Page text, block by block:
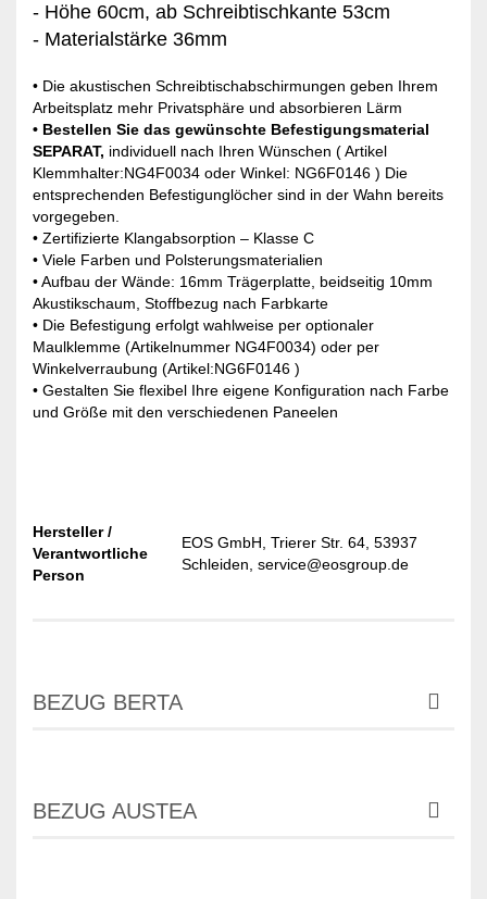
- Höhe 60cm, ab Schreibtischkante 53cm
- Materialstärke 36mm
• Die akustischen Schreibtischabschirmungen geben Ihrem
Arbeitsplatz mehr Privatsphäre und absorbieren Lärm
• Bestellen Sie das gewünschte Befestigungsmaterial
SEPARAT, individuell nach Ihren Wünschen ( Artikel
Klemmhalter:NG4F0034 oder Winkel: NG6F0146 ) Die
entsprechenden Befestigunglöcher sind in der Wahn bereits
vorgegeben.
• Zertifizierte Klangabsorption – Klasse C
• Viele Farben und Polsterungsmaterialien
• Aufbau der Wände: 16mm Trägerplatte, beidseitig 10mm
Akustikschaum, Stoffbezug nach Farbkarte
• Die Befestigung erfolgt wahlweise per optionaler
Maulklemme (Artikelnummer NG4F0034) oder per
Winkelverraubung (Artikel:NG6F0146 )
• Gestalten Sie flexibel Ihre eigene Konfiguration nach Farbe
und Größe mit den verschiedenen Paneelen
Hersteller /
Verantwortliche
Person
EOS GmbH, Trierer Str. 64, 53937
Schleiden, service@eosgroup.de
BEZUG BERTA
BEZUG AUSTEA